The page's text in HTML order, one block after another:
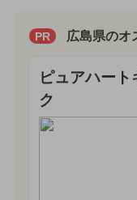
PR 広島県のオ
ピュアハー
ク